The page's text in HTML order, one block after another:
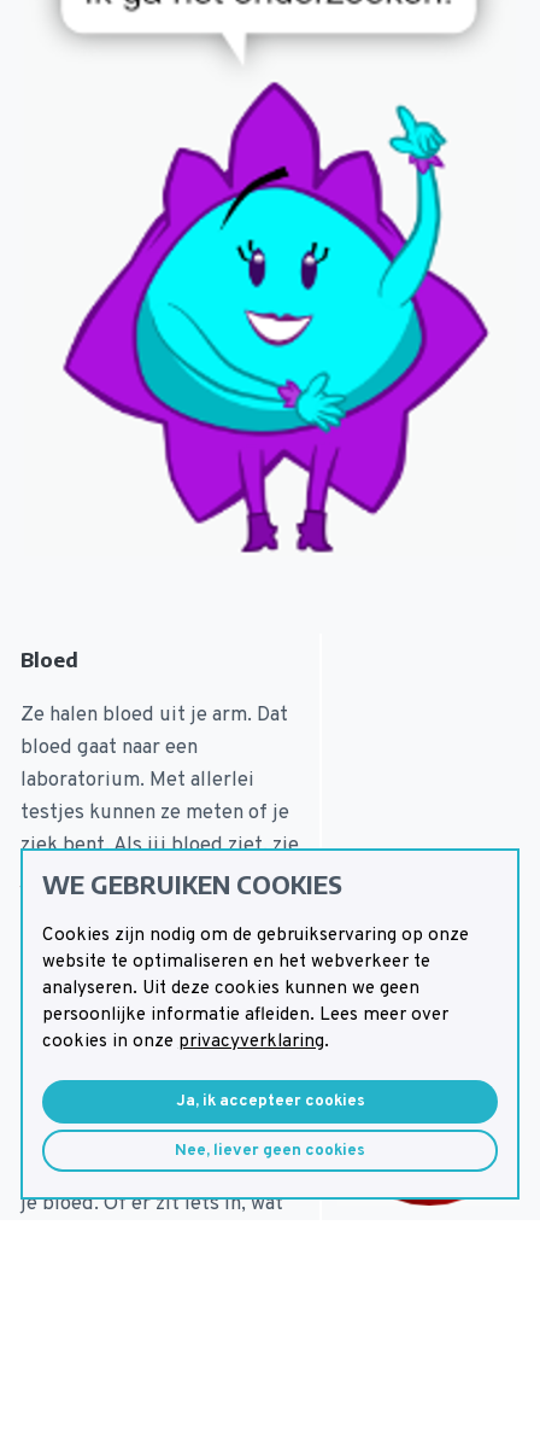
Bloed
Ze halen bloed uit je arm. Dat
bloed gaat naar een
laboratorium. Met allerlei
testjes kunnen ze meten of je
ziek bent. Als jij bloed ziet, zie
je alleen maar rode smurrie.
vergrootglas gebruikt, heeft
bloed opeens allemaal deeltjes
(ook allemaal cellen). Als je
gezond bent, moet je van alle
hoeveelheid hebben. Als je
ziek bent, heb je sommige
deeltjes te veel of te weinig in
je bloed. Of er zit iets in, wat
WE GEBRUIKEN COOKIES
Cookies zijn nodig om de gebruikservaring op onze
website te optimaliseren en het webverkeer te
analyseren. Uit deze cookies kunnen we geen
persoonlijke informatie afleiden. Lees meer over
cookies in onzeprivacyverklaring.
Ja, ik accepteer cookies
Nee, liever geen cookies